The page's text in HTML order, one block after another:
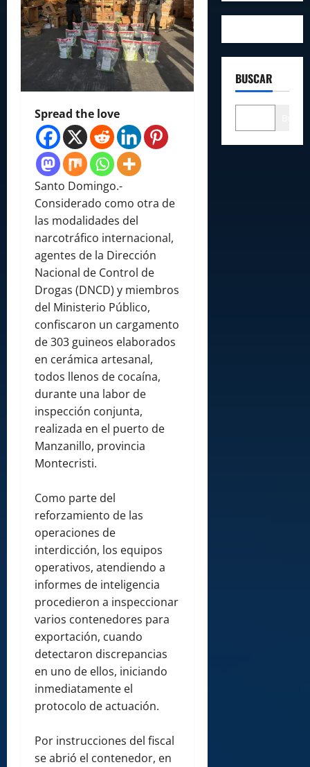
Spread the love
Santo Domingo.-
Considerado como otra de
las modalidades del
narcotráfico internacional,
agentes de la Dirección
Nacional de Control de
Drogas (DNCD) y miembros
del Ministerio Público,
confiscaron un cargamento
de 303 guineos elaborados
en cerámica artesanal,
todos llenos de cocaína,
durante una labor de
inspección conjunta,
realizada en el puerto de
Manzanillo, provincia
Montecristi.
Como parte del
reforzamiento de las
operaciones de
interdicción, los equipos
operativos, atendiendo a
informes de inteligencia
procedieron a inspeccionar
varios contenedores para
exportación, cuando
detectaron discrepancias
en uno de ellos, iniciando
inmediatamente el
protocolo de actuación.
Por instrucciones del fiscal
se abrió el contenedor, en
BUSCAR